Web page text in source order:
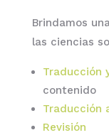
Brindamos
las ciencias
Traducción
contenido
Traducción
Revisión